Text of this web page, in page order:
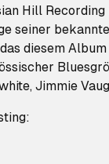
Hill
seiner
das diesem
Jimmie